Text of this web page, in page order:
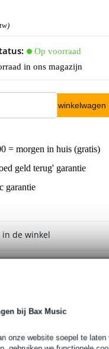
bij Bax Music
onze website soepel te laten
Op voorraad
in ons magazijn
In winkelwagen
= morgen in huis (gratis)
geld terug' garantie
garantie
de winkel